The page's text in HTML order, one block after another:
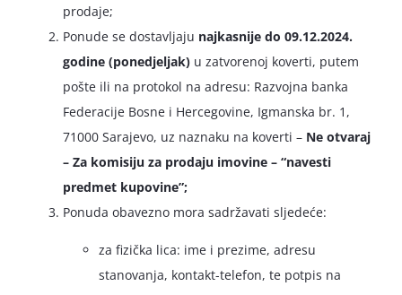
prodaje;
Ponude se dostavljaju najkasnije do 09.12.2024.
godine (ponedjeljak) u zatvorenoj koverti, putem
pošte ili na protokol na adresu: Razvojna banka
Federacije Bosne i Hercegovine, Igmanska br. 1,
71000 Sarajevo, uz naznaku na koverti – Ne otvaraj
– Za komisiju za prodaju imovine – “navesti
predmet kupovine”;
Ponuda obavezno mora sadržavati sljedeće:
za fizička lica: ime i prezime, adresu
stanovanja, kontakt-telefon, te potpis na